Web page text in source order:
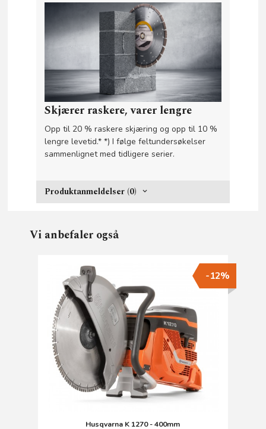
Skjærer raskere, varer lengre
Opp til 20 % raskere skjæring og opp til 10 %
lengre levetid.* *) I følge feltundersøkelser
sammenlignet med tidligere serier.
Produktanmeldelser (0)
Vi anbefaler også
Husqvarna K 1270 - 400mm
-12%